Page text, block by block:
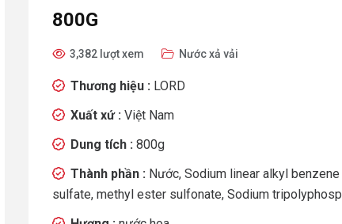
800G
3,382 lượt xem Nước xả vải
Thương hiệu : LORD
Xuất xứ : Việt Nam
Dung tích : 800g
Thành phần : Nước, Sodium linear alkyl
sulfate, methyl ester sulfonate, Sodium